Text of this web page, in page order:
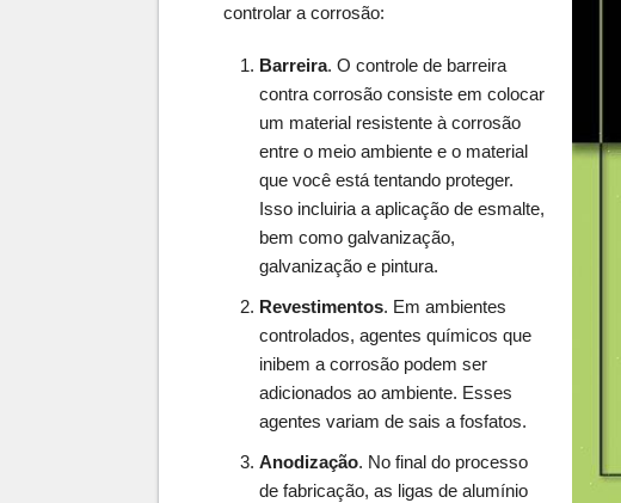
controlar a corrosão:
Barreira. O controle de barreira
contra corrosão consiste em colocar
um material resistente à corrosão
entre o meio ambiente e o material
que você está tentando proteger.
Isso incluiria a aplicação de esmalte,
bem como galvanização,
galvanização e pintura.
Revestimentos. Em ambientes
controlados, agentes químicos que
inibem a corrosão podem ser
adicionados ao ambiente. Esses
agentes variam de sais a fosfatos.
Anodização. No final do processo
de fabricação, as ligas de alumínio